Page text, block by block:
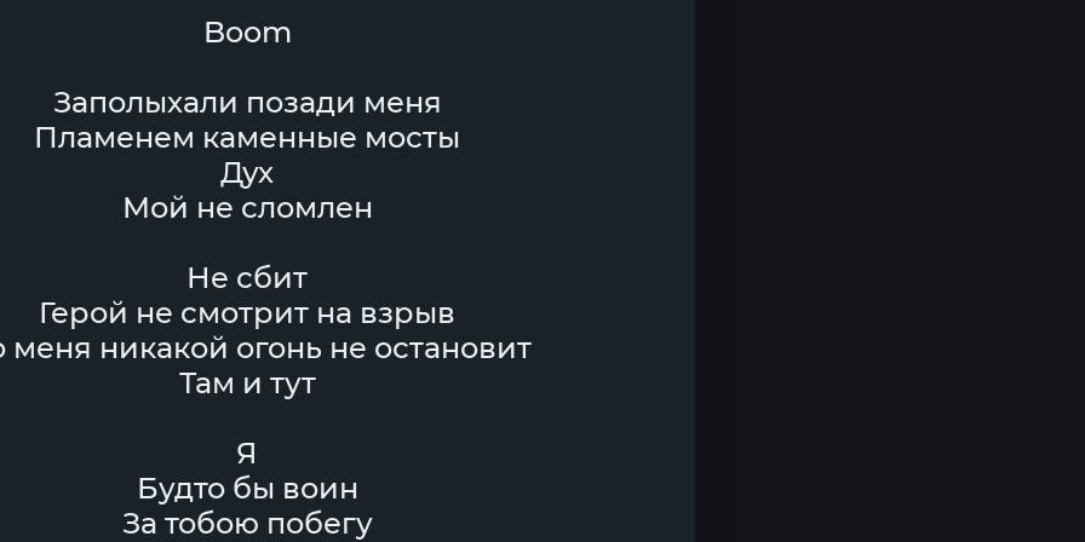
Boom
Заполыхали позади меня
Пламенем каменные мосты
Дух
Мой не сломлен
Не сбит
Герой не смотрит на взрыв
меня никакой огонь не остановит
Там и тут
Я
Будто бы воин
За тобою побегу